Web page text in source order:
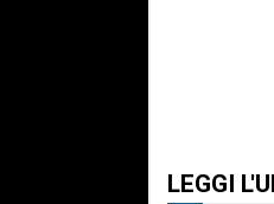
LEGGI